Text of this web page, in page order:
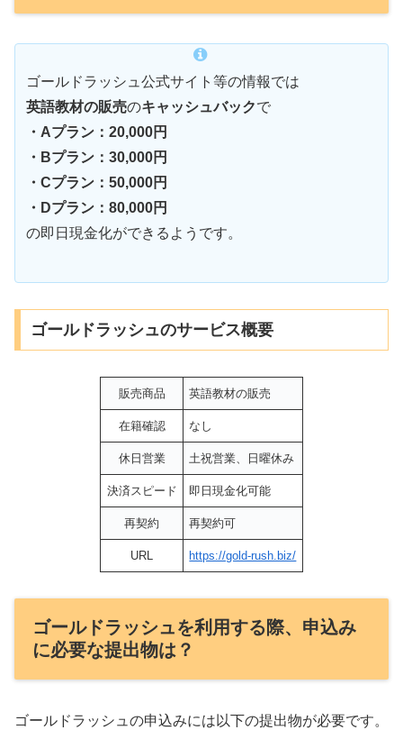
ゴールドラッシュ公式サイト等の情報では
英語教材の販売のキャッシュバックで
・Aプラン： 20,000円
・ Bプラン ： 30,000円
・Cプラン： 50,000円
・Dプラン： 80,000円
の即日現金化ができるようです。
ゴールドラッシュのサービス概要
販売商品 英語教材の販売
在籍確認 なし
休日営業 土祝営業、日曜休み
決済スピード 即日現金化可能
再契約 再契約可
URL https://gold-rush.biz/
ゴールドラッシュを利用する際、申込み
に必要な提出物は？
ゴールドラッシュの申込みには以下の提出物が必要です。